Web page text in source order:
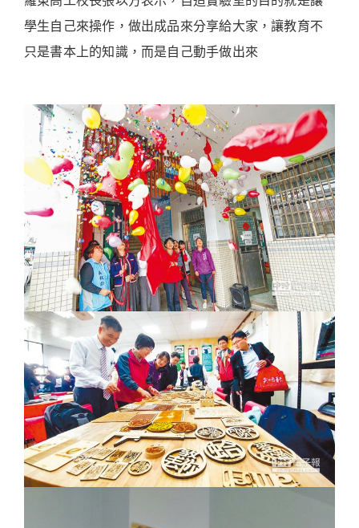
學生自己來操作，做出成品來分享給大家，讓教育不
只是書本上的知識，而是自己動手做出來